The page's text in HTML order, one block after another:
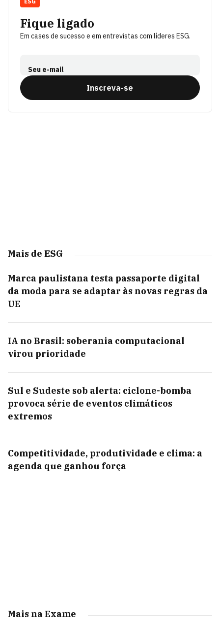
Fique ligado
Em cases de sucesso e em entrevistas com líderes ESG.
Seu e-mail
Inscreva-se
Mais de ESG
Marca paulistana testa passaporte digital
da moda para se adaptar às novas regras da
UE
IA no Brasil: soberania computacional
virou prioridade
Sul e Sudeste sob alerta: ciclone-bomba
provoca série de eventos climáticos
extremos
Competitividade, produtividade e clima: a
agenda que ganhou força
Mais na Exame